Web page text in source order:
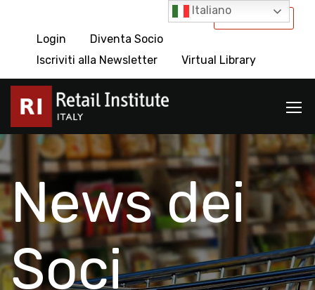
International
Login
Diventa Socio
Iscriviti alla Newsletter
Virtual Library
News dei
Soci
Italiano